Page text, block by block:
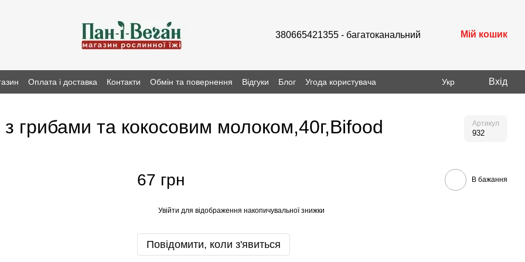
380665421355 - багатоканальний Мій кошик
Оплата і доставка Контакти Обмін та повернення Відгуки Блог Угода користувача Укр Вхід
грибами та кокосовим молоком,40г,Bifood Артикул
932
67 грн В бажання
Увійти для відображення накопичувальної знижки
Повідомити, коли з'явиться